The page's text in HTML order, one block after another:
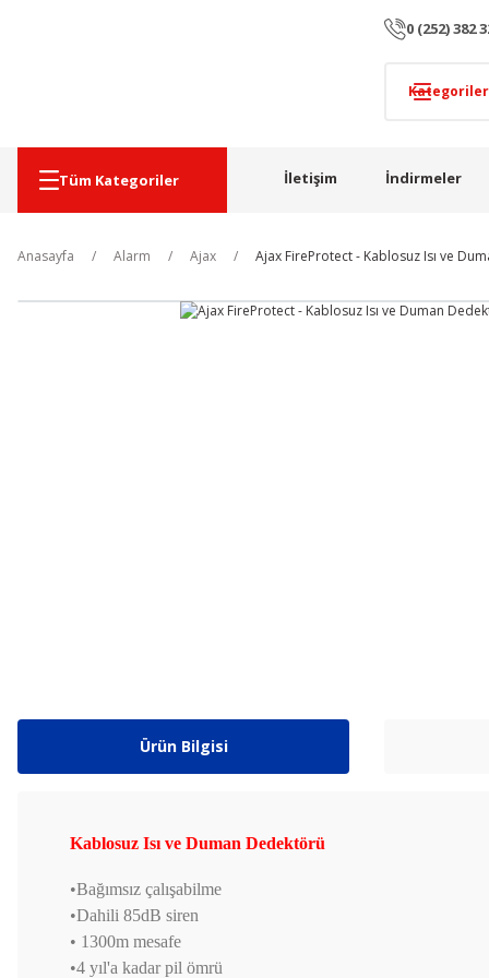
0 (252) 382
Tüm Kategoriler İletişim İndirmeler
Anasayfa Alarm Ajax Ajax FireProtect - Kablosuz Isı ve
Ürün Bilgisi
Kablosuz Isı ve Duman Dedektörü
•Bağımsız çalışabilme
•Dahili 85dB siren
• 1300m mesafe
•4 yıl'a kadar pil ömrü